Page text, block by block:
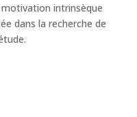
intrinsèque
dans la recherche de